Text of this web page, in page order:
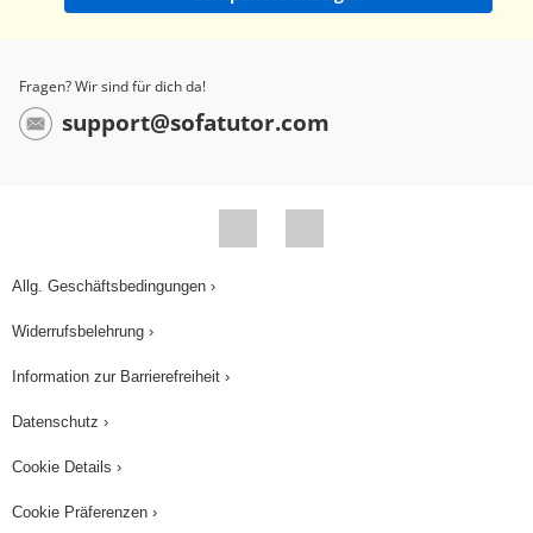
Kugel zusammenziehen. Wie stark diese
Dichte Ω des Universums kleiner als eine
kritische Dichte X, so wird das Universum sich
Stillstand zu bringen. Das heißt, das Universum
bleibt einfach stehen. Die 3. Möglichkeit, die
Fragen? Wir sind für dich da!
support@sofatutor.com
Allg. Geschäftsbedingungen ›
Widerrufsbelehrung ›
Information zur Barrierefreiheit ›
Datenschutz ›
Cookie Details ›
Cookie Präferenzen ›